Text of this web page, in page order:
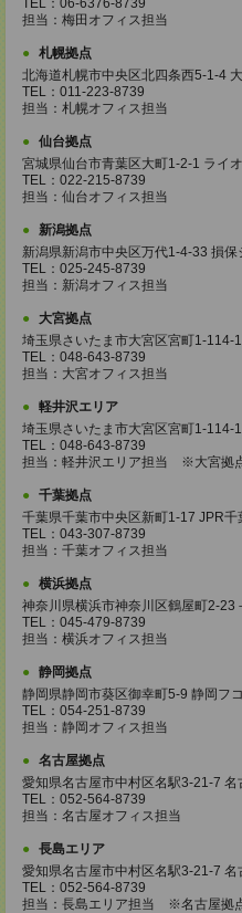
TEL：06-6376-8739
担当：梅田オフィス担当
札幌拠点
北海道札幌市中央区北四条西5-1-4
TEL：011-223-8739
担当：札幌オフィス担当
仙台拠点
宮城県仙台市青葉区大町1-2-1 ライ
TEL：022-215-8739
担当：仙台オフィス担当
新潟拠点
新潟県新潟市中央区万代1-4-33 損
TEL：025-245-8739
担当：新潟オフィス担当
大宮拠点
埼玉県さいたま市大宮区宮町1-114-
TEL：048-643-8739
担当：大宮オフィス担当
軽井沢エリア
埼玉県さいたま市大宮区宮町1-114-
TEL：048-643-8739
担当：軽井沢エリア担当 ※大宮拠
千葉拠点
千葉県千葉市中央区新町1-17 JPR千
TEL：043-307-8739
担当：千葉オフィス担当
横浜拠点
神奈川県横浜市神奈川区鶴屋町2-23
TEL：045-479-8739
担当：横浜オフィス担当
静岡拠点
静岡県静岡市葵区御幸町5-9 静岡フ
TEL：054-251-8739
担当：静岡オフィス担当
名古屋拠点
愛知県名古屋市中村区名駅3-21-7 名
TEL：052-564-8739
担当：名古屋オフィス担当
長島エリア
愛知県名古屋市中村区名駅3-21-7 名
TEL：052-564-8739
担当：長島エリア担当 ※名古屋拠